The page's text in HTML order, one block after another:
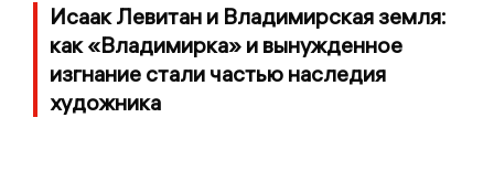
Исаак Левитан и Владимирская земля:
как «Владимирка» и вынужденное
изгнание стали частью наследия
художника